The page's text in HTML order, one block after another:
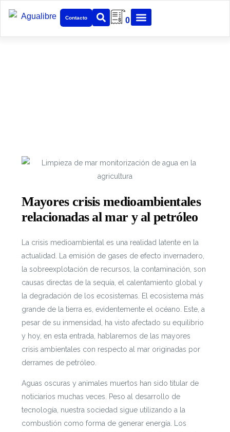
Contacto 0
Mayores crisis medioambientales
relacionadas al mar y al petróleo
La crisis medioambiental es una realidad latente en la
actualidad. La emisión de gases de efecto invernadero,
la sobreexplotación de recursos, la contaminación, son
causas directas de la sequía, el calentamiento global y
la degradación de los ecosistemas. El ecosistema más
grande de la tierra es, evidentemente el océano. Este, a
pesar de su inmensidad, ha visto afectado su equilibrio
y hoy, en esta entrada, hablaremos de las mayores
crisis ambientales con respecto al mar originadas por
derrames de petróleo.
Aguas oscuras y animales muertos han sido titular de
noticiarios muchas veces. Peso al desarrollo de
tecnología, nuestra sociedad sigue utilizando a la
combustión como forma de generar energía. Los